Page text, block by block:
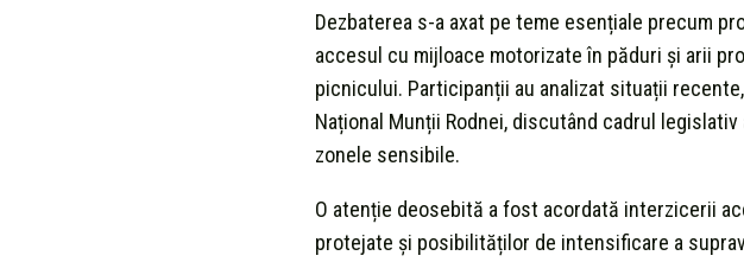
Dezbaterea s-a axat pe teme esențiale precum
accesul cu mijloace motorizate în păduri și arii
picnicului. Participanții au analizat situații
Național Munții Rodnei, discutând cadrul
zonele sensibile.
O atenție deosebită a fost acordată interzicerii
protejate și posibilităților de intensificare a